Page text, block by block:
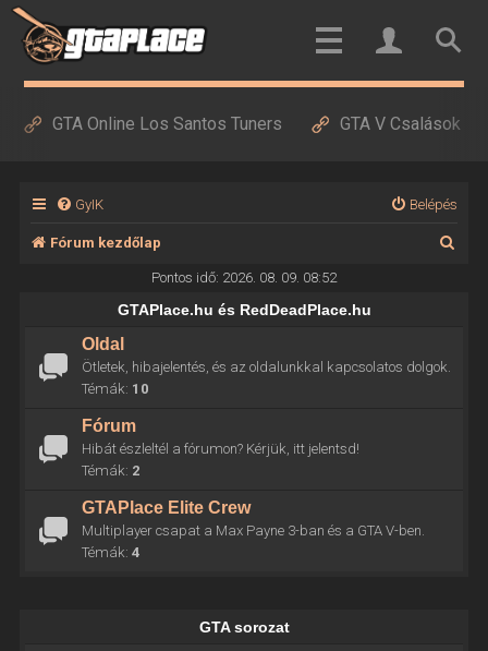
GTA Online Los Santos Tuners GTA V Csalások
GyIK Belépés
Fórum kezdőlap
Pontos idő: 2026. 08. 09. 08:52
GTAPlace.hu és RedDeadPlace.hu
Oldal
Ötletek, hibajelentés, és az oldalunkkal kapcsolatos dolgok.
Témák: 10
Fórum
Hibát észleltél a fórumon? Kérjük, itt jelentsd!
Témák: 2
GTAPlace Elite Crew
Multiplayer csapat a Max Payne 3-ban és a GTA V-ben.
Témák: 4
GTA sorozat